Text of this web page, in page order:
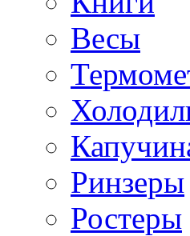
Весы
Ринзеры
Ростеры